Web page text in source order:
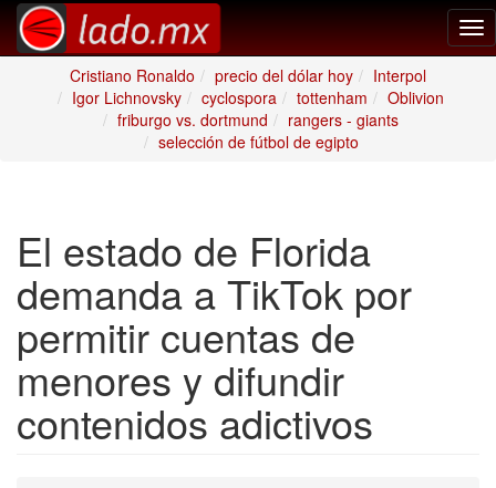
Cristiano Ronaldo
precio del dólar hoy
Interpol
Igor Lichnovsky
cyclospora tottenham
Oblivion
friburgo vs. dortmund
rangers - giants
selección de fútbol de egipto
El estado de Florida
demanda a TikTok por
permitir cuentas de
menores y difundir
contenidos adictivos